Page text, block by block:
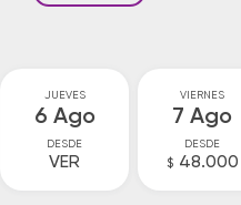
JUEVES
6 Ago
DESDE
VER
VIERNES
7 Ago
DESDE
$ 48.000